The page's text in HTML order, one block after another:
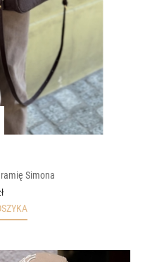
Simona